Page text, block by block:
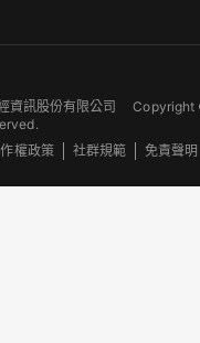
資訊股份有限公司Copyright
權政策 社群規範 免責聲明